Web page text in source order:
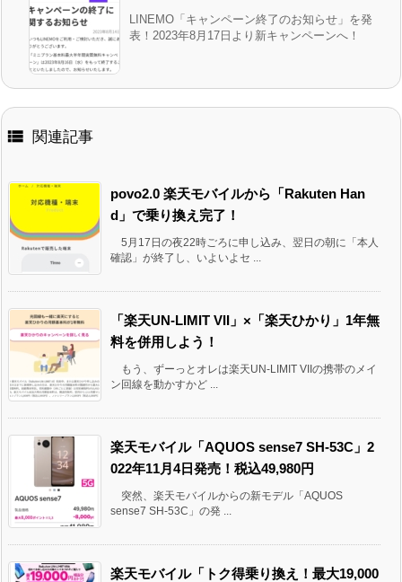
LINEMO「キャンペーン終了のお知らせ」を発
表！2023年8月17日より新キャンペーンへ！
 関連記事
povo2.0 楽天モバイルから「Rakuten Han
d」で乗り換え完了！
5月17日の夜22時ごろに申し込み、翌日の朝に「本人
確認」が終了し、いよいよセ ...
「楽天UN-LIMIT VII」×「楽天ひかり」1年無
料を併用しよう！
もう、ずーっとオレは楽天UN-LIMIT VIIの携帯のメイ
ン回線を動かすかど ...
楽天モバイル「AQUOS sense7 SH-53C」2
022年11月4日発売！税込49,980円
突然、楽天モバイルからの新モデル「AQUOS
sense7 SH-53C」の発 ...
楽天モバイル「トク得乗り換え！最大19,000